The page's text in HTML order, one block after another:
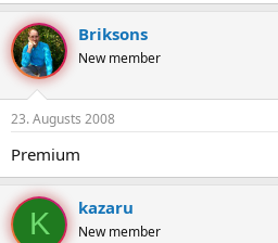
Briksons
New member
23. Augusts 2008
Premium
K kazaru
New member